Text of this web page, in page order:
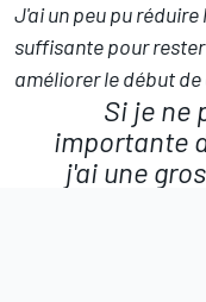
J'ai un peu pu
suffisante pour
améliorer le début
Si je ne
importante
j'ai une